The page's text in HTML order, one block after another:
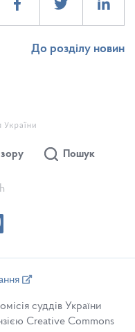
До розділу новин
Пошук
суддів України
Creative Commons